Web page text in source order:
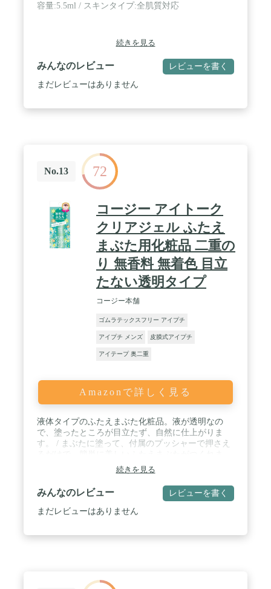
容量:5.5ml / スキンタイプ:全肌質対応
続きを見る
みんなのレビュー レビューを書く
まだレビューはありません
No.13 72
コージー アイトーク
クリアジェル ふたえ
まぶた用化粧品 二重の
り 無香料 無着色 目立
たない透明タイプ
コージー本舗
ゴムラテックスフリー アイプチ
アイプチ メンズ 皮膜式アイプチ
アイテープ 奥二重
Amazonで詳しく見る
液体タイプのふたえまぶた化粧品。液が透明なの
で、塗ったところが目立たず、自然に仕上がりま
す。 / まぶたに塗って、付属のプッシャーで押さえ
す。 / 接着性にすぐれ、長時間ふたえをキープでき
ます。 / 落とすときは、水を含ませたコットン・テ
ィッシュペーパーなどで簡単にふきとれます。 / ラ
テックス不使用、無香料・無着色。保湿成分として
植物性コラーゲン・植物性セラミドを配合。
続きを見る
みんなのレビュー レビューを書く
まだレビューはありません